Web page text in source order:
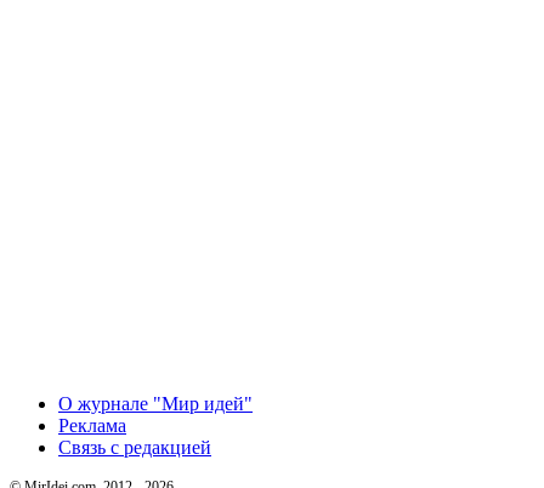
О журнале "Мир идей"
Реклама
Связь с редакцией